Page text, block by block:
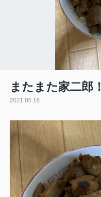
またまた家二郎！
2021.05.16